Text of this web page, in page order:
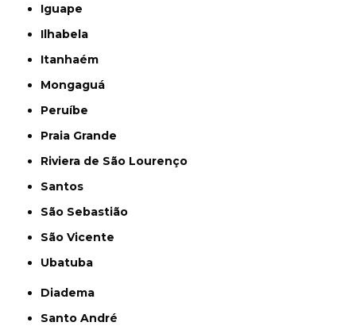
Iguape
Ilhabela
Itanhaém
Mongaguá
Peruíbe
Praia Grande
Riviera de São Lourenço
Santos
São Sebastião
São Vicente
Ubatuba
Diadema
Santo André